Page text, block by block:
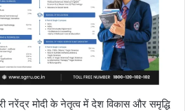
नरेंद्र मोदी के नेतृत्व में देश विकास और समृद्धि